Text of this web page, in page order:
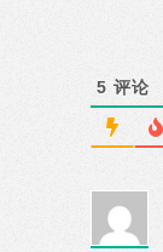
5 评论